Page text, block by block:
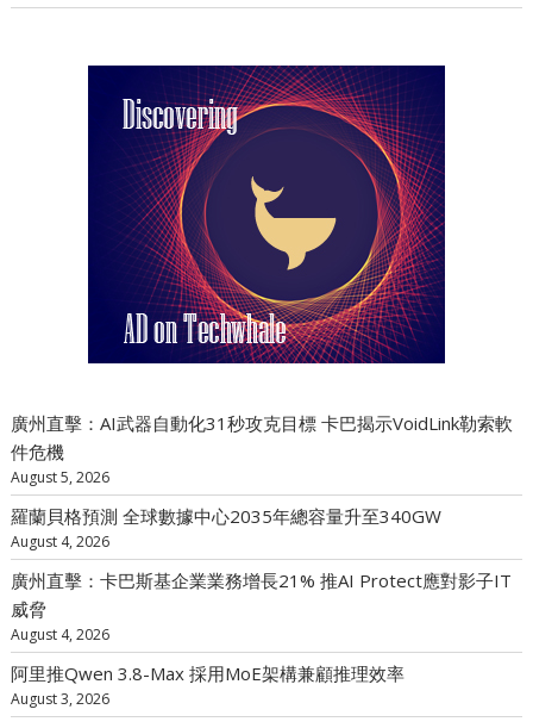
廣州直擊：AI武器自動化31秒攻克目標 卡巴揭示VoidLink勒索軟
件危機
August 5, 2026
羅蘭貝格預測 全球數據中心2035年總容量升至340GW
August 4, 2026
廣州直擊：卡巴斯基企業業務增長21% 推AI Protect應對影子IT
威脅
August 4, 2026
阿里推Qwen 3.8-Max 採用MoE架構兼顧推理效率
August 3, 2026